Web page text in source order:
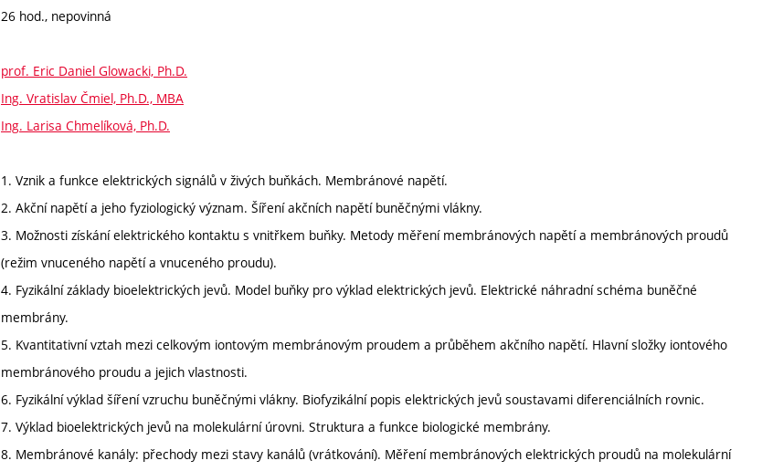
26 hod., nepovinná
prof. Eric Daniel Glowacki, Ph.D.
Ing. Vratislav Čmiel, Ph.D., MBA
Ing. Larisa Chmelíková, Ph.D.
1. Vznik a funkce elektrických signálů v živých buňkách. Membránové napětí.
2. Akční napětí a jeho fyziologický význam. Šíření akčních napětí buněčnými vlákny.
3. Možnosti získání elektrického kontaktu s vnitřkem buňky. Metody měření membránových napětí a membránových proudů
(režim vnuceného napětí a vnuceného proudu).
4. Fyzikální základy bioelektrických jevů. Model buňky pro výklad elektrických jevů. Elektrické náhradní schéma buněčné
membrány.
5. Kvantitativní vztah mezi celkovým iontovým membránovým proudem a průběhem akčního napětí. Hlavní složky iontového
membránového proudu a jejich vlastnosti.
6. Fyzikální výklad šíření vzruchu buněčnými vlákny. Biofyzikální popis elektrických jevů soustavami diferenciálních rovnic.
7. Výklad bioelektrických jevů na molekulární úrovni. Struktura a funkce biologické membrány.
8. Membránové kanály: přechody mezi stavy kanálů (vrátkování). Měření membránových elektrických proudů na molekulární